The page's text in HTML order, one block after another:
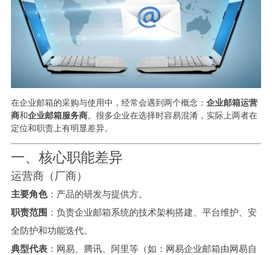
在企业邮箱的采购与使用中，经常会遇到两个概念： 企业邮箱运营
商和企业邮箱服务商。很多企业在选择时容易混淆，实际上两者在
定位和职责上有明显差异。
一、核心职能差异
运营商（厂商）
主要角色：产品的研发与提供方。
职责范围 ：负责企业邮箱系统的技术架构搭建、平台维护、安
全防护和功能迭代。
典型代表：网易、腾讯、阿里等（如：网易企业邮箱由网易自